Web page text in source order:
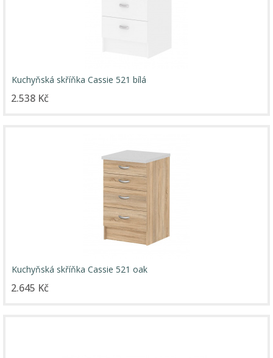
Kuchyňská skříňka Cassie 521 bílá
2.538 Kč
Kuchyňská skříňka Cassie 521 oak
2.645 Kč